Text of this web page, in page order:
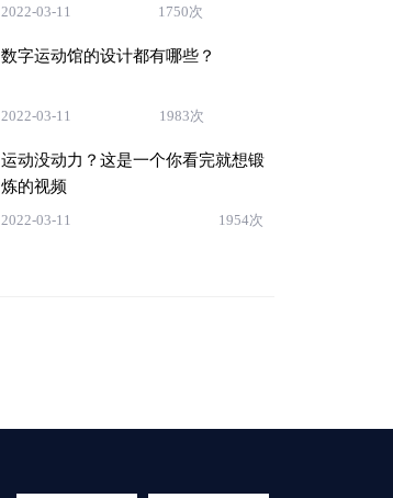
2022-03-11 1750次
数字运动馆的设计都有哪些？
2022-03-11 1983次
运动没动力？这是一个你看完就想锻
炼的视频
2022-03-11 1954次